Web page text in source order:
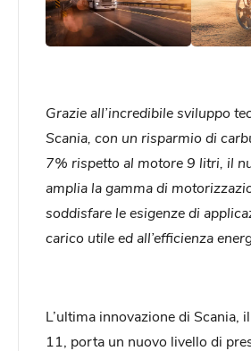
Grazie all’incredibile sviluppo
Scania, con un risparmio di
7% rispetto al motore 9 litri, il
amplia la gamma di
soddisfare le esigenze di
carico utile ed all’efficienza
L’ultima innovazione di Scania,
11, porta un nuovo livello di